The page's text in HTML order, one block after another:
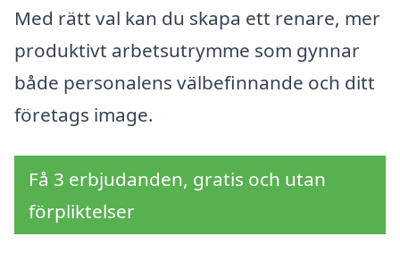
Med rätt val kan du skapa ett renare, mer
produktivt arbetsutrymme som gynnar
både personalens välbefinnande och ditt
företags image.
Få 3 erbjudanden, gratis och utan
förpliktelser